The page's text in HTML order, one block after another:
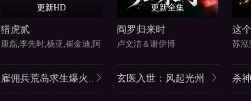
更新HD
猎虎贰
康磊,李先时,杨亚,崔金迪,阿
更新全集
阎罗归来时
卢文洁＆谢伊博
这
苏泓
雇佣兵荒岛求生爆火.. 玄医入世：风起光州 杀